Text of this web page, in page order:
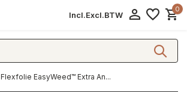
Incl.Excl.BTW
0
Flexfolie EasyWeed™ Extra An...